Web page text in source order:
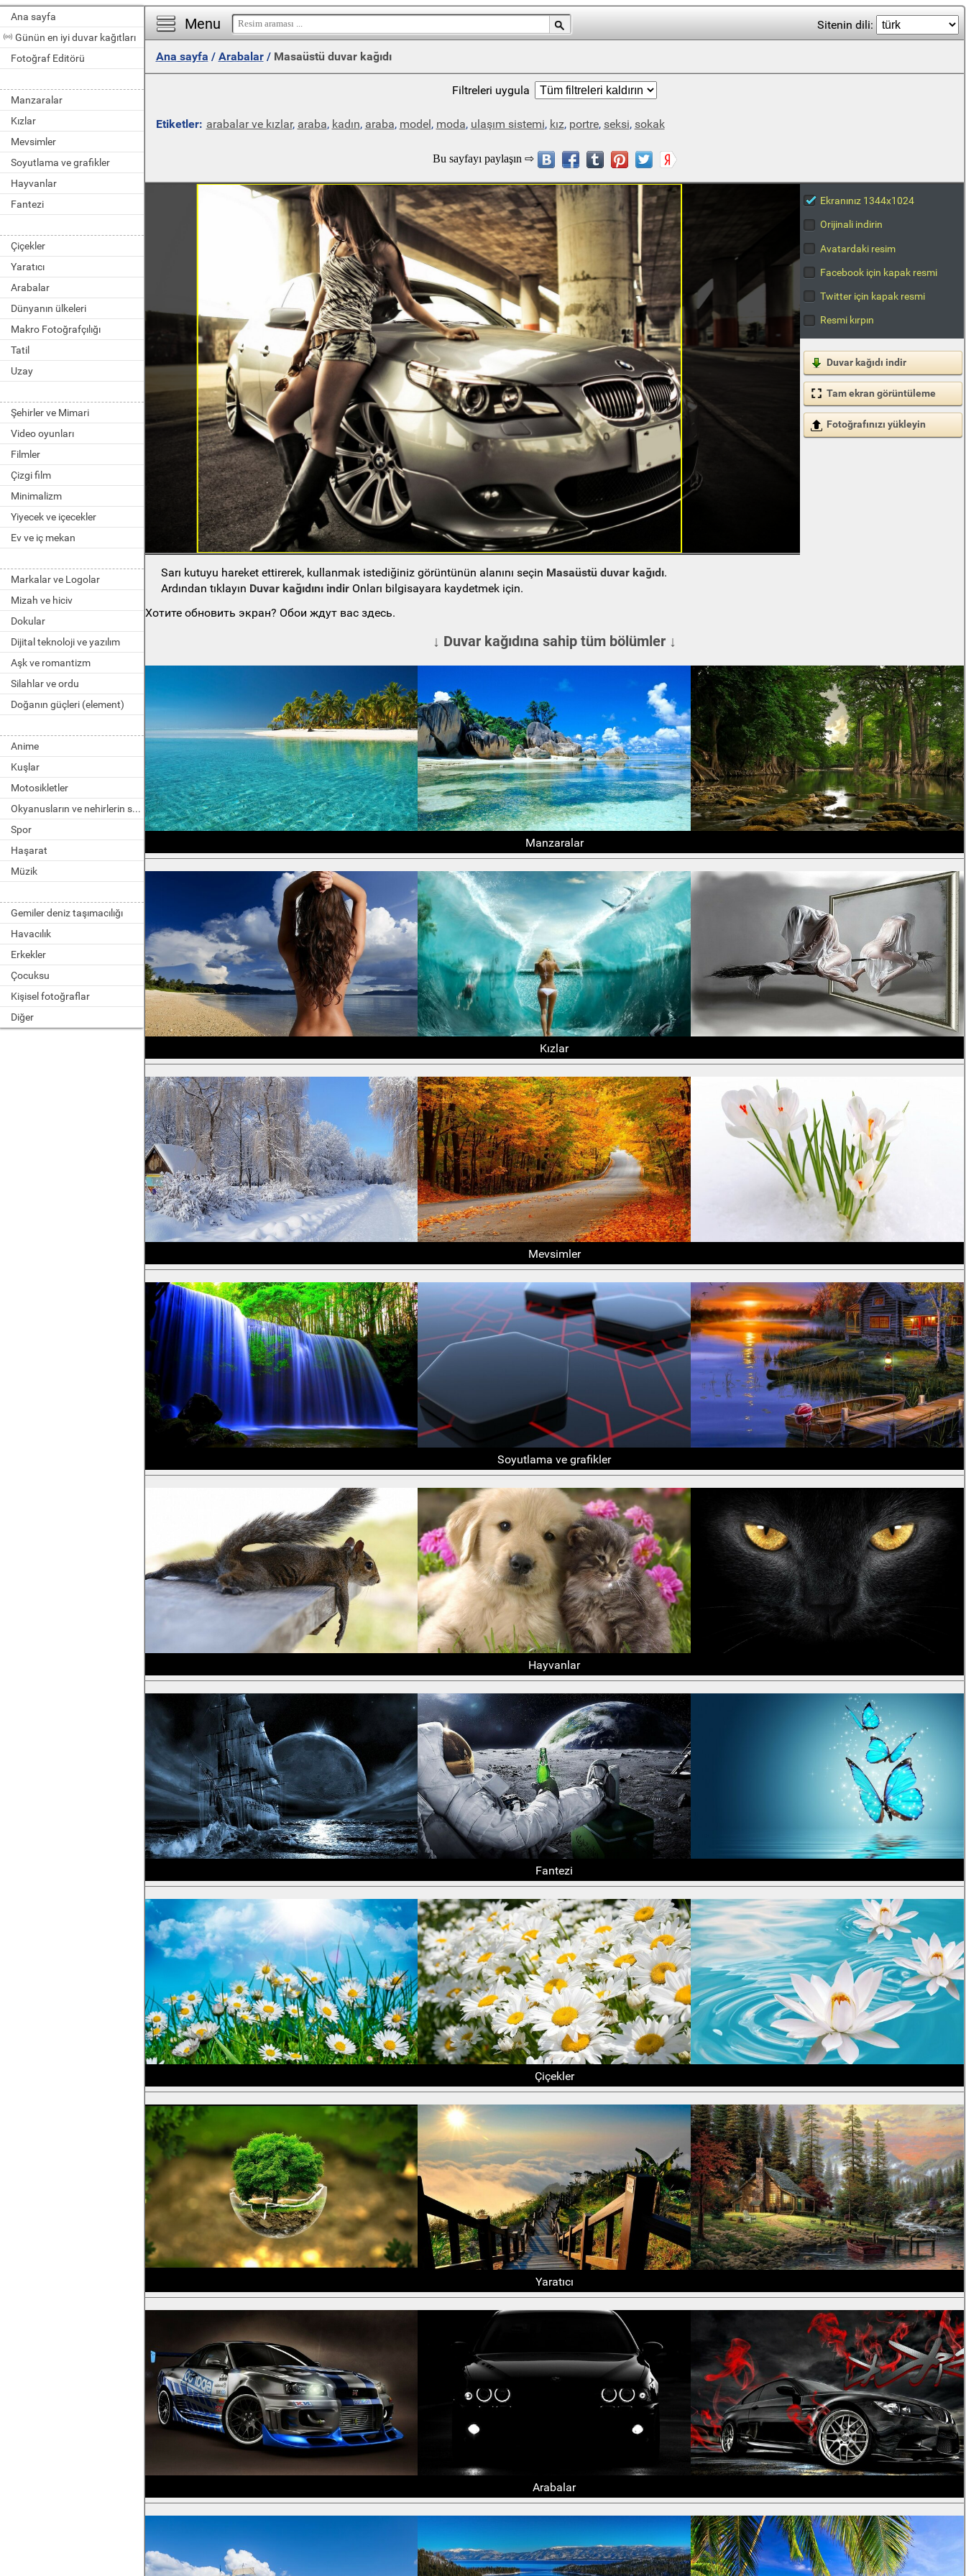
Ana sayfa
Günün en iyi duvar kağıtları
Fotoğraf Editörü
Manzaralar
Kızlar
Mevsimler
Soyutlama ve grafikler
Hayvanlar
Fantezi
Çiçekler
Yaratıcı
Arabalar
Dünyanın ülkeleri
Makro Fotoğrafçılığı
Tatil
Uzay
Şehirler ve Mimari
Video oyunları
Filmler
Çizgi film
Minimalizm
Yiyecek ve içecekler
Ev ve iç mekan
Markalar ve Logolar
Mizah ve hiciv
Dokular
Dijital teknoloji ve yazılım
Aşk ve romantizm
Silahlar ve ordu
Doğanın güçleri (element)
Anime
Kuşlar
Motosikletler
Okyanusların ve nehirlerin sakinleri
Spor
Haşarat
Müzik
Gemiler deniz taşımacılığı
Havacılık
Erkekler
Çocuksu
Kişisel fotoğraflar
Diğer
Menu Sitenin dili:
Ana sayfa / Arabalar/ Masaüstü duvar kağıdı
Filtreleri uygula
Etiketler: arabalar ve kızlar, araba, kadın, araba, model, moda, ulaşım sistemi, kız, portre, seksi, sokak
Ekranınız 1344x1024
Orijinali indirin
Avatardaki resim
Facebook için kapak resmi
Twitter için kapak resmi
Resmi kırpın
Duvar kağıdı indir
Tam ekran görüntüleme
Fotoğrafınızı yükleyin
Sarı kutuyu hareket ettirerek, kullanmak istediğiniz görüntünün alanını seçin Masaüstü duvar kağıdı.
Ardından tıklayın Duvar kağıdını indir Onları bilgisayara kaydetmek için.
Хотите обновить экран? Обои ждут вас здесь.
↓ Duvar kağıdına sahip tüm bölümler ↓
Manzaralar
Kızlar
Mevsimler
Soyutlama ve grafikler
Hayvanlar
Fantezi
Çiçekler
Yaratıcı
Arabalar